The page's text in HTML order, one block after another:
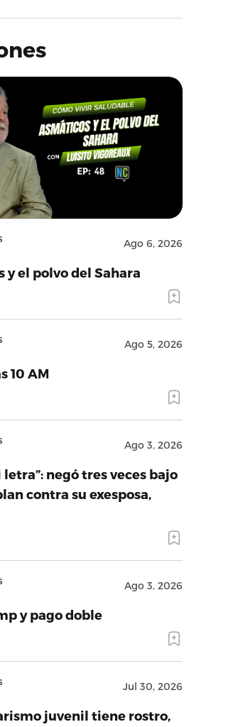
Ago 6, 2026
y el polvo del Sahara
Ago 5, 2026
10 AM
Ago 3, 2026
letra”: negó tres veces bajo
contra su exesposa,
Ago 3, 2026
y pago doble
Jul 30, 2026
juvenil tiene rostro,